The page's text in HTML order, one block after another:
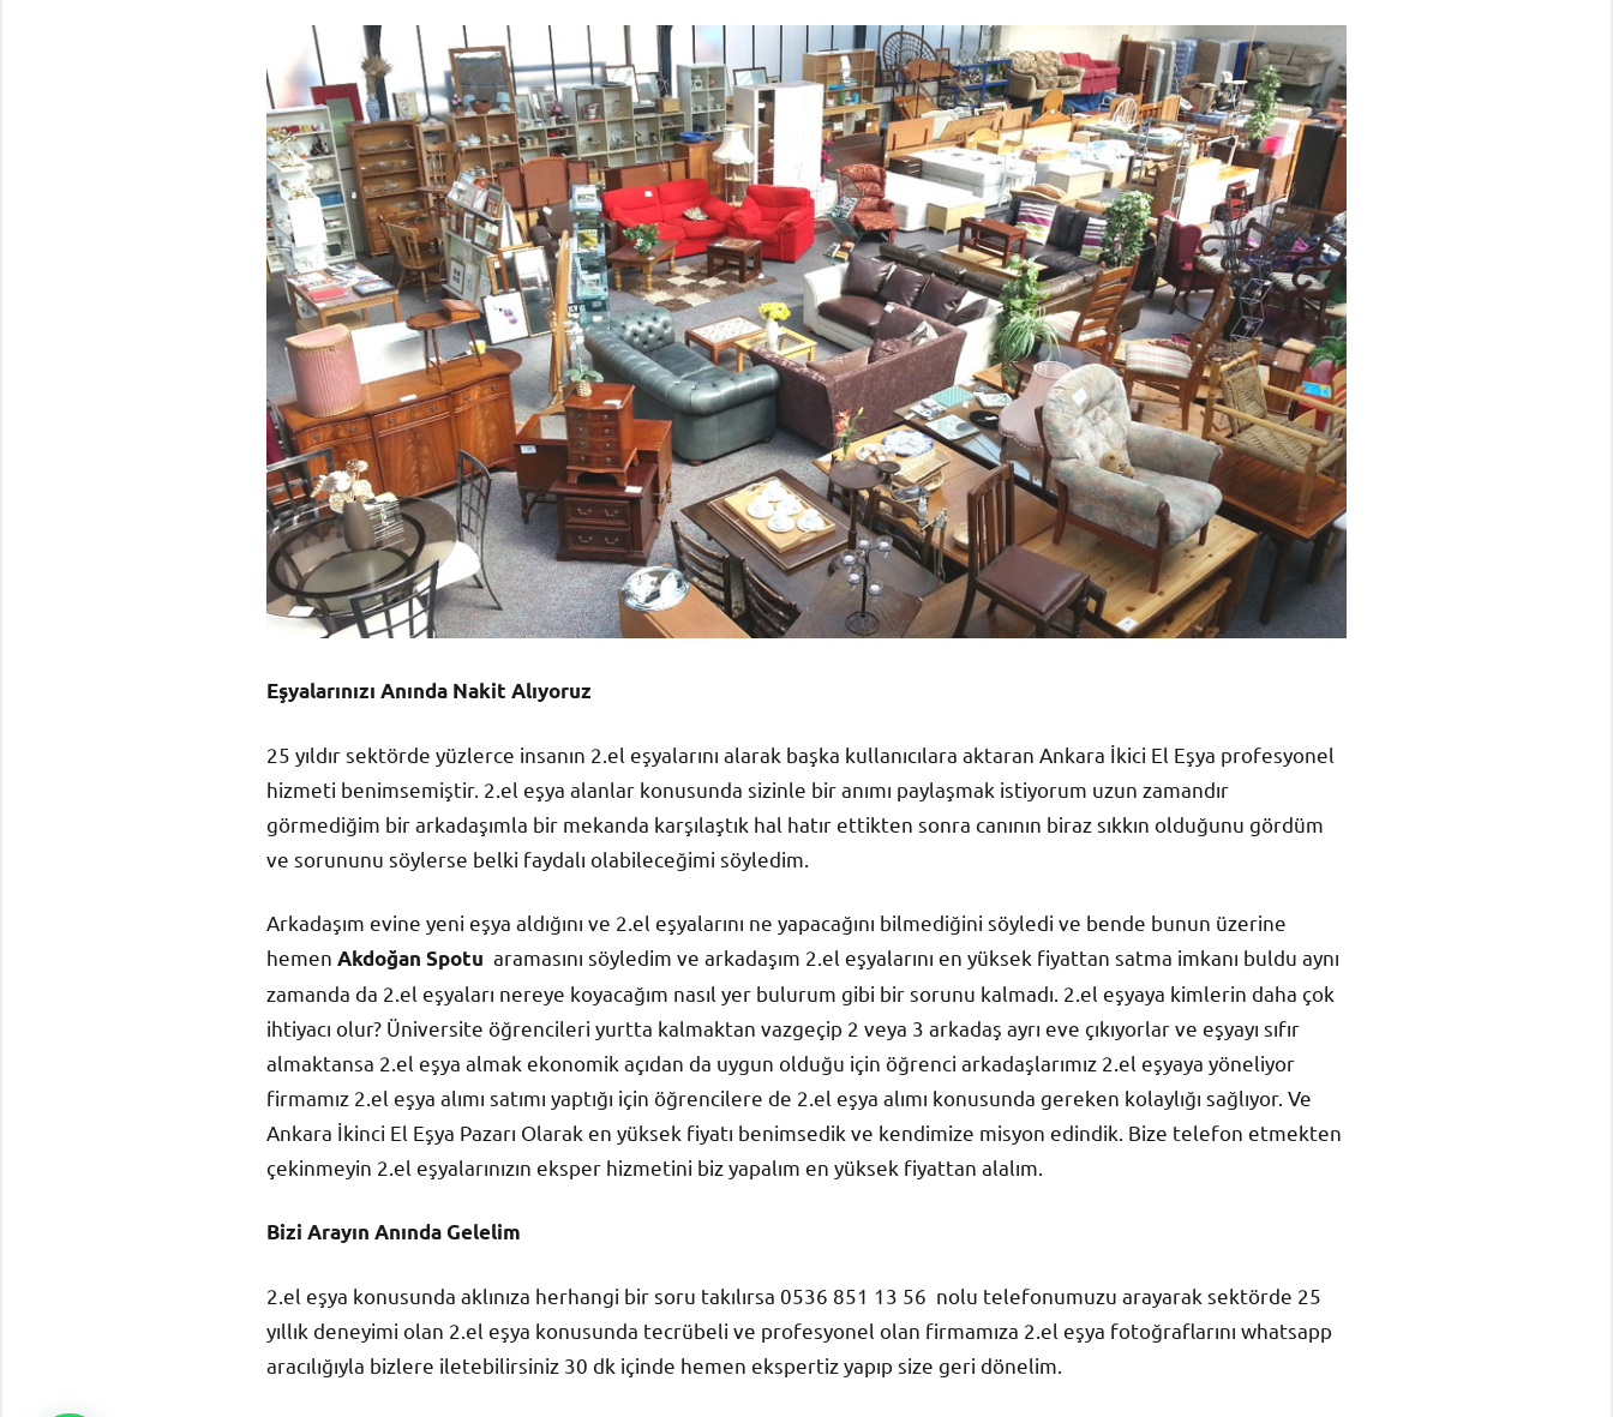
Eşyalarınızı Anında Nakit Alıyoruz
25 yıldır sektörde yüzlerce insanın 2.el eşyalarını alarak başka kullanıcılara aktaran Ankara İkici El Eşya profesyonel
hizmeti benimsemiştir. 2.el eşya alanlar konusunda sizinle bir anımı paylaşmak istiyorum uzun zamandır
görmediğim bir arkadaşımla bir mekanda karşılaştık hal hatır ettikten sonra canının biraz sıkkın olduğunu gördüm
ve sorununu söylerse belki faydalı olabileceğimi söyledim.
Arkadaşım evine yeni eşya aldığını ve 2.el eşyalarını ne yapacağını bilmediğini söyledi ve bende bunun üzerine
hemen Akdoğan Spotu aramasını söyledim ve arkadaşım 2.el eşyalarını en yüksek fiyattan satma imkanı buldu aynı
zamanda da 2.el eşyaları nereye koyacağım nasıl yer bulurum gibi bir sorunu kalmadı. 2.el eşyaya kimlerin daha çok
ihtiyacı olur? Üniversite öğrencileri yurtta kalmaktan vazgeçip 2 veya 3 arkadaş ayrı eve çıkıyorlar ve eşyayı sıfır
almaktansa 2.el eşya almak ekonomik açıdan da uygun olduğu için öğrenci arkadaşlarımız 2.el eşyaya yöneliyor
firmamız 2.el eşya alımı satımı yaptığı için öğrencilere de 2.el eşya alımı konusunda gereken kolaylığı sağlıyor. Ve
Ankara İkinci El Eşya Pazarı Olarak en yüksek fiyatı benimsedik ve kendimize misyon edindik. Bize telefon etmekten
çekinmeyin 2.el eşyalarınızın eksper hizmetini biz yapalım en yüksek fiyattan alalım.
Bizi Arayın Anında Gelelim
2.el eşya konusunda aklınıza herhangi bir soru takılırsa 0536 851 13 56 nolu telefonumuzu arayarak sektörde 25
yıllık deneyimi olan 2.el eşya konusunda tecrübeli ve profesyonel olan firmamıza 2.el eşya fotoğraflarını whatsapp
aracılığıyla bizlere iletebilirsiniz 30 dk içinde hemen ekspertiz yapıp size geri dönelim.